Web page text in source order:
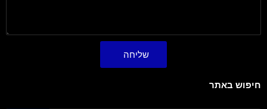
שליחה
חיפוש באתר